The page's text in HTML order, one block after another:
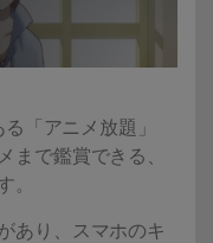
「アニメ放題」
まで鑑賞できる、
。
あり、スマホのキ